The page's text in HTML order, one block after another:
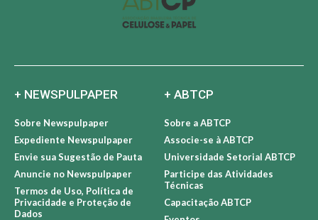
+ NEWSPULPAPER
Sobre Newspulpaper
Expediente Newspulpaper
Envie sua Sugestão de Pauta
Anuncie no Newspulpaper
Termos de Uso, Política de
Privacidade e Proteção de
Dados
+ ABTCP
Sobre a ABTCP
Associe-se à ABTCP
Universidade Setorial ABTCP
Participe das Atividades
Técnicas
Capacitação ABTCP